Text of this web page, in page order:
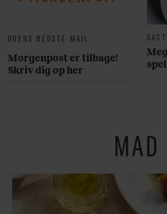
UGENS BEDSTE MAIL
Morgenpost er tilbage!
Skriv dig op her
MAD